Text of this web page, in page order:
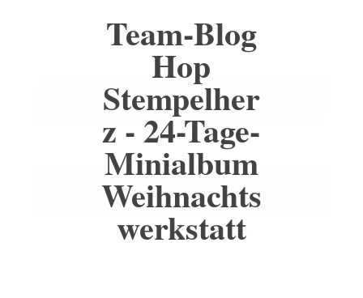
Team-Blog
Hop
Stempelher
z - 24-Tage-
Minialbum
Weihnachts
werkstatt